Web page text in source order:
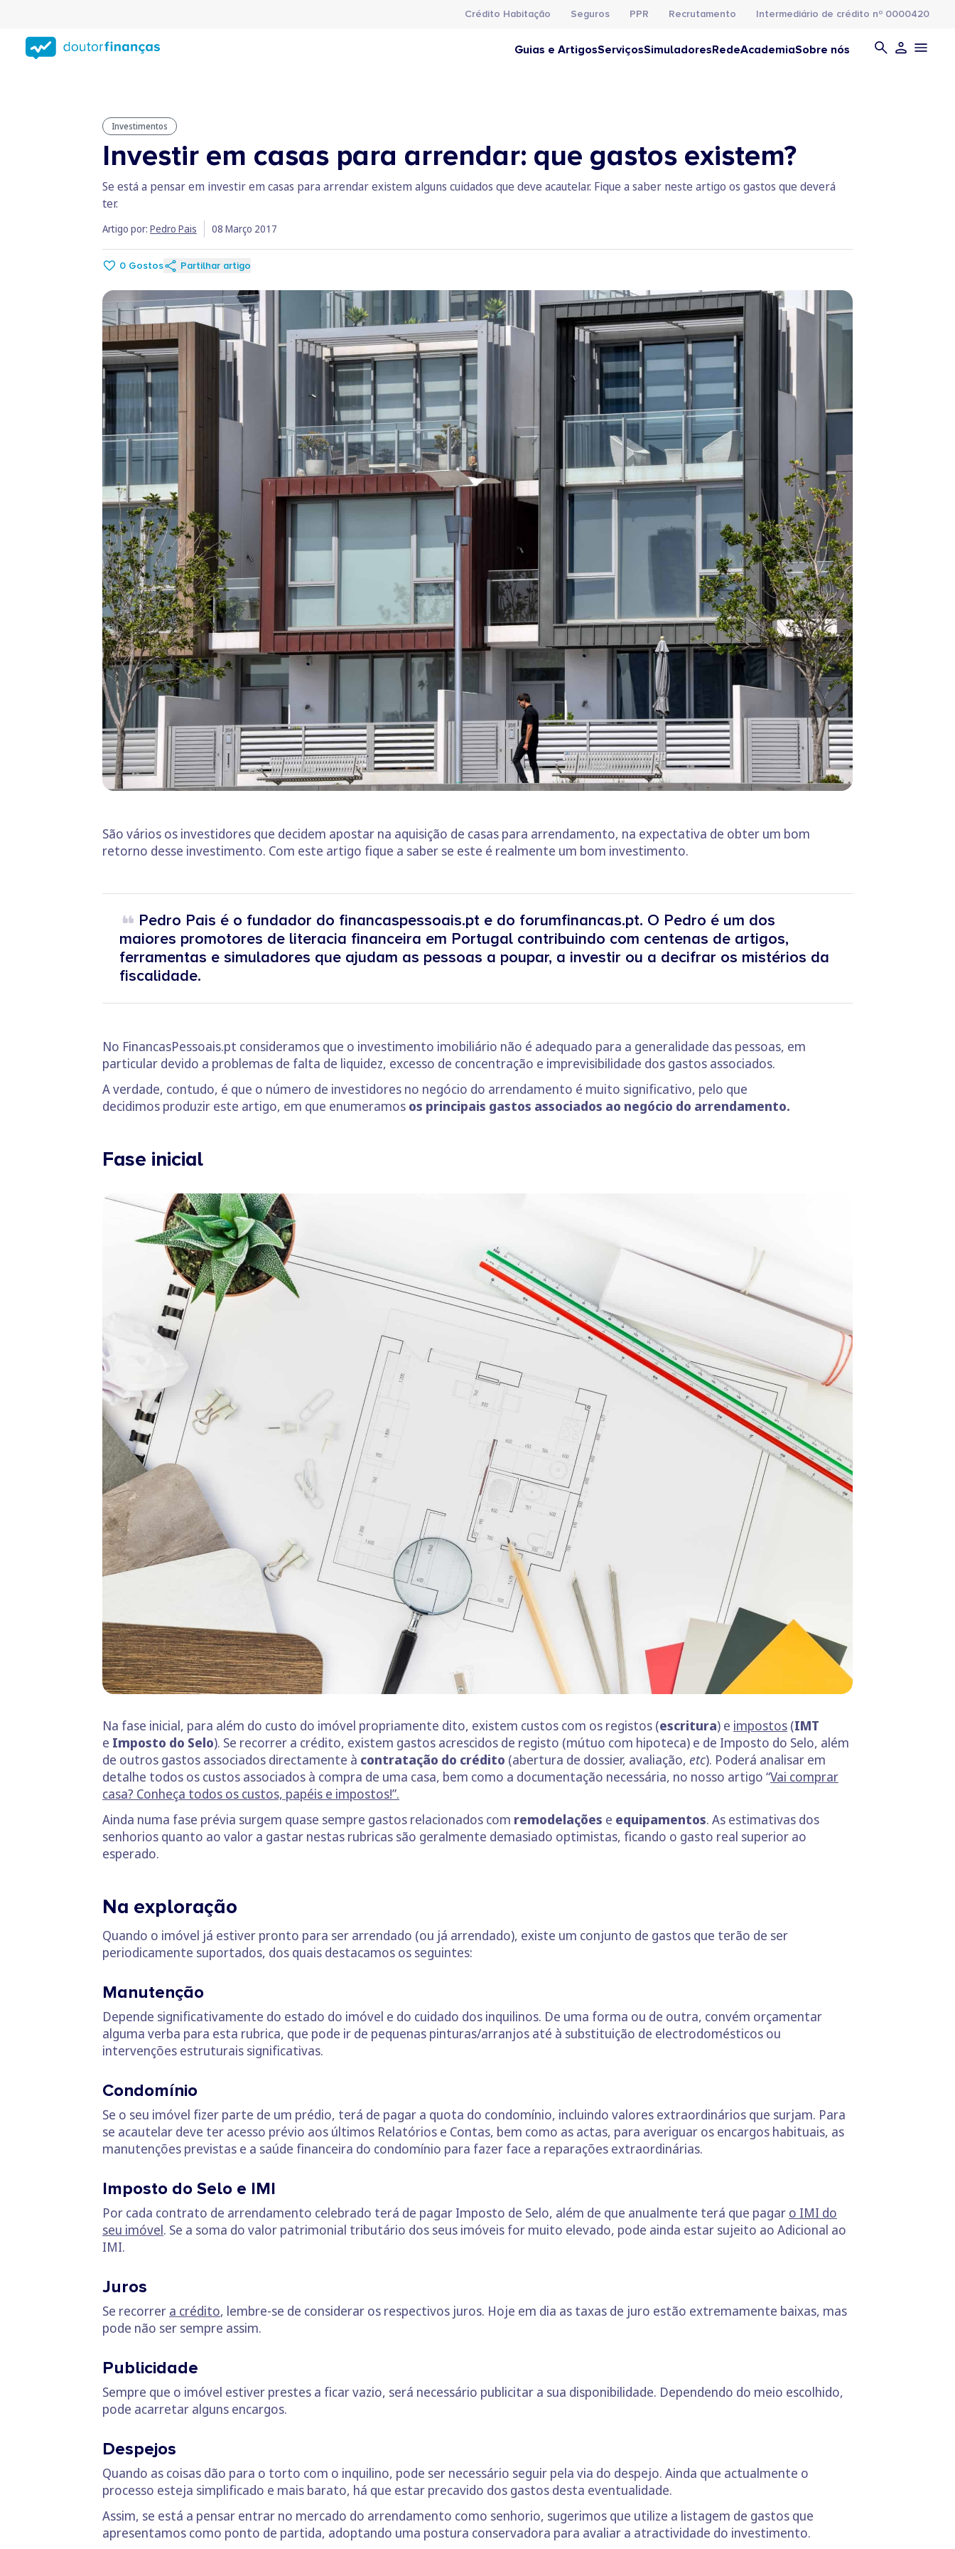
conteúdo
principal
Crédito Habitação Seguros PPR Recrutamento Intermediário de crédito nº 0000420
Guias e ArtigosServiçosSimuladoresRedeAcademiaSobre nós
Investimentos
Investir em casas para arrendar: que gastos existem?
Se está a pensar em investir em casas para arrendar existem alguns cuidados que deve acautelar. Fique a saber neste artigo os gastos que deverá
ter.
Artigo por: Pedro Pais 08 Março 2017
0 Gostos Partilhar artigo
São vários os investidores que decidem apostar na aquisição de casas para arrendamento, na expectativa de obter um bom
retorno desse investimento. Com este artigo fique a saber se este é realmente um bom investimento.
Pedro Pais é o fundador do financaspessoais.pt e do forumfinancas.pt. O Pedro é um dos
maiores promotores de literacia financeira em Portugal contribuindo com centenas de artigos,
ferramentas e simuladores que ajudam as pessoas a poupar, a investir ou a decifrar os mistérios da
fiscalidade.
No FinancasPessoais.pt consideramos que o investimento imobiliário não é adequado para a generalidade das pessoas, em
particular devido a problemas de falta de liquidez, excesso de concentração e imprevisibilidade dos gastos associados.
A verdade, contudo, é que o número de investidores no negócio do arrendamento é muito significativo, pelo que
decidimos produzir este artigo, em que enumeramos os principais gastos associados ao negócio do arrendamento.
Fase inicial
Na fase inicial, para além do custo do imóvel propriamente dito, existem custos com os registos (escritura) e impostos (IMT
e Imposto do Selo). Se recorrer a crédito, existem gastos acrescidos de registo (mútuo com hipoteca) e de Imposto do Selo, além
de outros gastos associados directamente à contratação do crédito (abertura de dossier, avaliação, etc). Poderá analisar em
detalhe todos os custos associados à compra de uma casa, bem como a documentação necessária, no nosso artigo “Vai comprar
casa? Conheça todos os custos, papéis e impostos!”.
Ainda numa fase prévia surgem quase sempre gastos relacionados com remodelações e equipamentos. As estimativas dos
senhorios quanto ao valor a gastar nestas rubricas são geralmente demasiado optimistas, ficando o gasto real superior ao
esperado.
Na exploração
Quando o imóvel já estiver pronto para ser arrendado (ou já arrendado), existe um conjunto de gastos que terão de ser
periodicamente suportados, dos quais destacamos os seguintes:
Manutenção
Depende significativamente do estado do imóvel e do cuidado dos inquilinos. De uma forma ou de outra, convém orçamentar
alguma verba para esta rubrica, que pode ir de pequenas pinturas/arranjos até à substituição de electrodomésticos ou
intervenções estruturais significativas.
Condomínio
Se o seu imóvel fizer parte de um prédio, terá de pagar a quota do condomínio, incluindo valores extraordinários que surjam. Para
se acautelar deve ter acesso prévio aos últimos Relatórios e Contas, bem como as actas, para averiguar os encargos habituais, as
manutenções previstas e a saúde financeira do condomínio para fazer face a reparações extraordinárias.
Imposto do Selo e IMI
Por cada contrato de arrendamento celebrado terá de pagar Imposto de Selo, além de que anualmente terá que pagar o IMI do
seu imóvel. Se a soma do valor patrimonial tributário dos seus imóveis for muito elevado, pode ainda estar sujeito ao Adicional ao
IMI.
Juros
Se recorrer a crédito, lembre-se de considerar os respectivos juros. Hoje em dia as taxas de juro estão extremamente baixas, mas
pode não ser sempre assim.
Publicidade
Sempre que o imóvel estiver prestes a ficar vazio, será necessário publicitar a sua disponibilidade. Dependendo do meio escolhido,
pode acarretar alguns encargos.
Despejos
Quando as coisas dão para o torto com o inquilino, pode ser necessário seguir pela via do despejo. Ainda que actualmente o
processo esteja simplificado e mais barato, há que estar precavido dos gastos desta eventualidade.
Assim, se está a pensar entrar no mercado do arrendamento como senhorio, sugerimos que utilize a listagem de gastos que
apresentamos como ponto de partida, adoptando uma postura conservadora para avaliar a atractividade do investimento.